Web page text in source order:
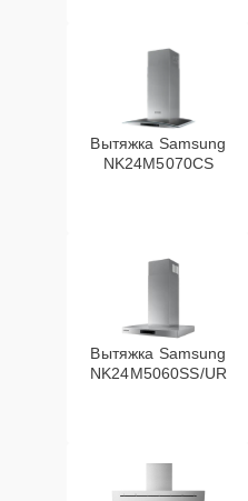
Вытяжка Samsung
NK24M5070CS
Вытяжка Samsung
NK24M5060SS/UR